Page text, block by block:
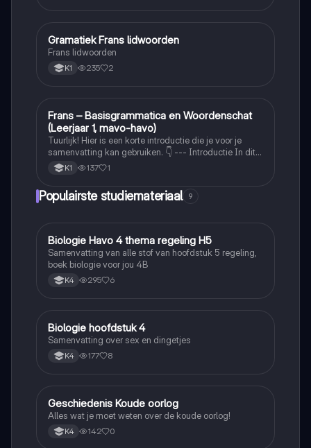
Frans
Gramatiek Frans lidwoorden
Frans lidwoorden
K1 235 2
Frans
Frans – Basisgrammatica en Woordenschat
(Leerjaar 1, mavo-havo)
Tuurlijk! Hier is een korte introductie die je voor je
samenvatting kan gebruiken. 👇 --- Introductie In dit
schrift staat alle belangrijke Franse grammatica en
woordenschat die je moet kennen in het eerste
leerjaar van mavo-havo (leerjaar 1)
K1 137 1
Populairste studiemateriaal 9
Biologie
Biologie Havo 4 thema regeling H5
Samenvatting van alle stof van hoofdstuk 5 regeling,
boek biologie voor jou 4B
K4 295 6
Biologie
Biologie hoofdstuk 4
Samenvatting over sex en dingetjes
K4 177 8
Geschiedenis
Geschiedenis Koude oorlog
Alles wat je moet weten over de koude oorlog!
K4 142 0